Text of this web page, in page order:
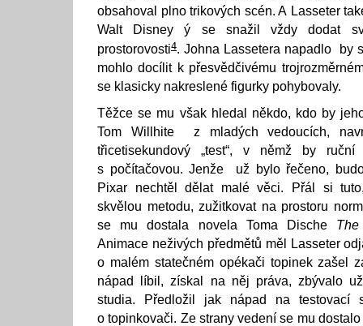
obsahoval plno trikových scén. A Lasseter
Walt Disney ý se snažil vždy dodat
prostorovosti4. Johna Lassetera napadlo by
mohlo docílit k přesvědčivému
se klasicky nakreslené figurky pohybovaly.
Těžce se mu však hledal někdo, kdo by
Tom Willhite z mladých vedoucích,
třicetisekundový „test“, v němž by ruční
s počítačovou. Jenže už bylo řečeno,
Pixar nechtěl dělat malé věci. Přál si
skvělou metodu, zužitkovat na prostoru
se mu dostala novela Toma Dische
Animace neživých předmětů měl Lasseter
o malém statečném opékači topinek zašel
nápad líbil, získal na něj práva, zbývalo
studia. Předložil jak nápad na
o topinkovači. Ze strany vedení se mu